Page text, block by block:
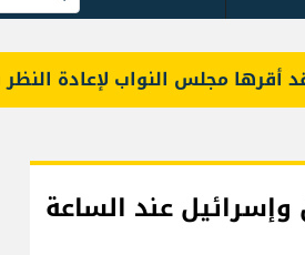
مجلس النواب لإعادة النظر
وإسرائيل عند الساعة